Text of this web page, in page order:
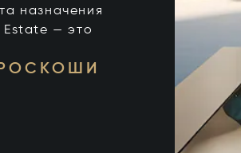
назначения
Estate — это